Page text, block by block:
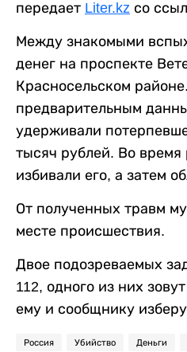
передает Liter.kz со
Между знакомыми
денег на проспекте
Красносельском
предварительным
удерживали
тысяч рублей. Во
избивали его, а затем
От полученных травм
месте происшествия.
Двое подозреваемых
112, одного из них
ему и сообщнику
Россия Убийство Деньги